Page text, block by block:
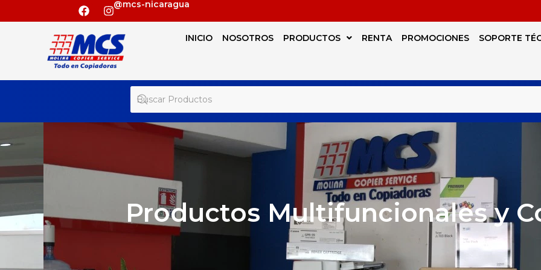
@mcs-nicaragua
INICIO NOSOTROS PRODUCTOS RENTA PROMOCIONES SOPORTE
Productos Multifuncionales y